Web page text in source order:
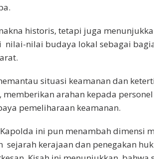
historis, tetapi juga
nilai-nilai budaya lokal sebagai
situasi keamanan dan
arahan kepada
pemeliharaan keamanan.
ini pun menambah dimensi
sejarah kerajaan dan penegakan